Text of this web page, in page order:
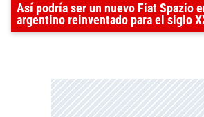
Así podría ser un nuevo Fiat Spazio
argentino reinventado para el siglo